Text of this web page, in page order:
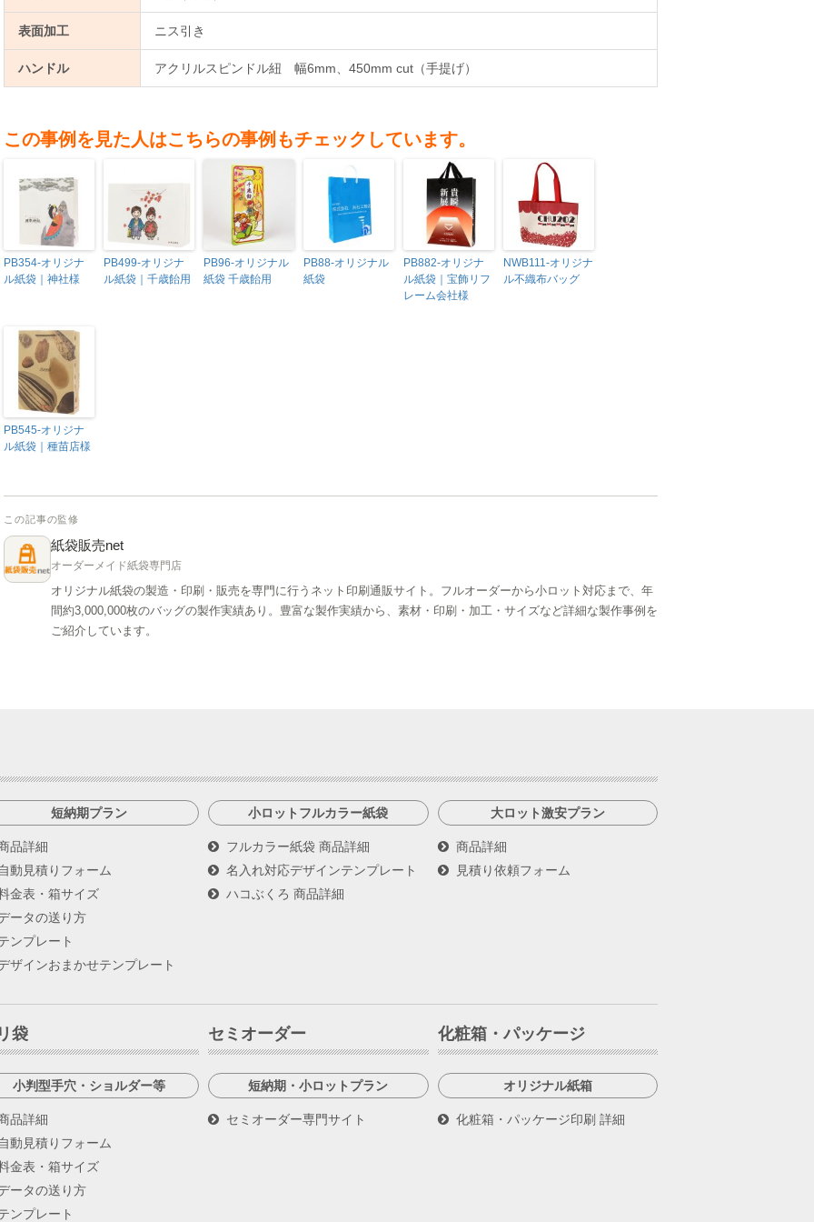
表面加工 ニス引き
ハンドル アクリルスピンドル紐 幅6mm、450mm cut（手提げ）
この事例を見た人はこちらの事例もチェックしています。
PB354-オリジナ
ル紙袋｜神社様
PB499-オリジナ
ル紙袋｜千歳飴用
PB96-オリジナル
紙袋 千歳飴用
PB88-オリジナル
紙袋
PB882-オリジナ
ル紙袋｜宝飾リフ
レーム会社様
NWB111-オリジナ
ル不織布バッグ
PB545-オリジナ
ル紙袋｜種苗店様
この記事の監修
紙袋販売net
オーダーメイド紙袋専門店
オリジナル紙袋の製造・印刷・販売を専門に行うネット印刷通販サイト。フルオーダーから小ロット対応まで、年
間約3,000,000枚のバッグの製作実績あり。豊富な製作実績から、素材・印刷・加工・サイズなど詳細な製作事例を
ご紹介しています。
短納期プラン
品詳細
動見積りフォーム
金表・箱サイズ
ータの送り方
ンプレート
ザインおまかせテンプレート
小ロットフルカラー紙袋
フルカラー紙袋 商品詳細
名入れ対応デザインテンプレート
ハコぶくろ 商品詳細
大ロット激安プラン
商品詳細
見積り依頼フォーム
袋
小判型手穴・ショルダー等
品詳細
動見積りフォーム
金表・箱サイズ
ータの送り方
ンプレート
セミオーダー
短納期・小ロットプラン
セミオーダー専門サイト
化粧箱・パッケージ
オリジナル紙箱
化粧箱・パッケージ印刷 詳細